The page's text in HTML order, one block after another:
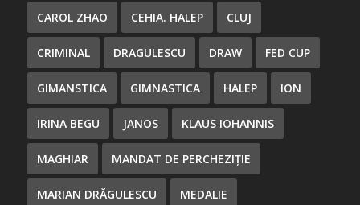
CAROL ZHAO CEHIA. HALEP CLUJ
CRIMINAL DRAGULESCU DRAW FED CUP
GIMANSTICA GIMNASTICA HALEP ION
IRINA BEGU JANOS KLAUS IOHANNIS
MAGHIAR MANDAT DE PERCHEZIȚIE
MARIAN DRĂGULESCU MEDALIE